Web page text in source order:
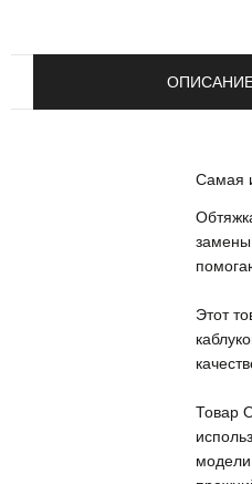
Самая
замены
Этот
Товар